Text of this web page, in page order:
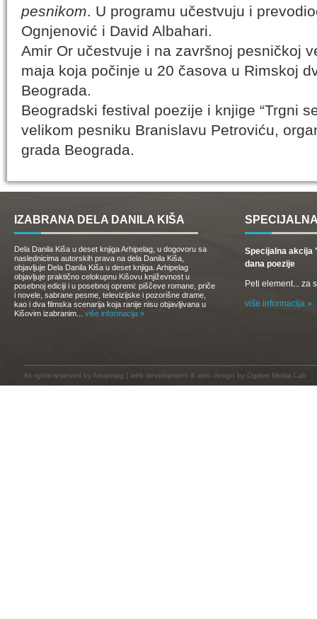
pesnikom. U programu učestvuju i
Ognjenović i David Albahari.
Amir Or učestvuje i na završnoj pesničkoj
maja koja počinje u 20 časova u Rimskoj
Beograda.
Beogradski festival poezije i knjige “Trgni
velikom pesniku Branislavu Petroviću,
grada Beograda.
IZABRANA DELA DANILA KIŠA
Dela Danila Kiša u deset knjiga Arhipelag, u dogovoru sa
naslednicima autorskih prava na dela Danila Kiša,
objavljuje Dela Danila Kiša u deset knjiga. Arhipelag
objavljuje praktično celokupnu Kišovu književnost u
posebnoj ediciji i u posebnoj opremi: piščeve romane, priče
i novele, sabrane pesme, televizijske i pozorišne drame,
kao i dva filmska scenarija koja ranije nisu objavljivana u
Kišovim izabranim... više informacija »
Specijalna akcija
dana poezije
Peti element... za
više informacija »
All rights reserved by Arhipelag | web development & web design by Ogitive Media Lab